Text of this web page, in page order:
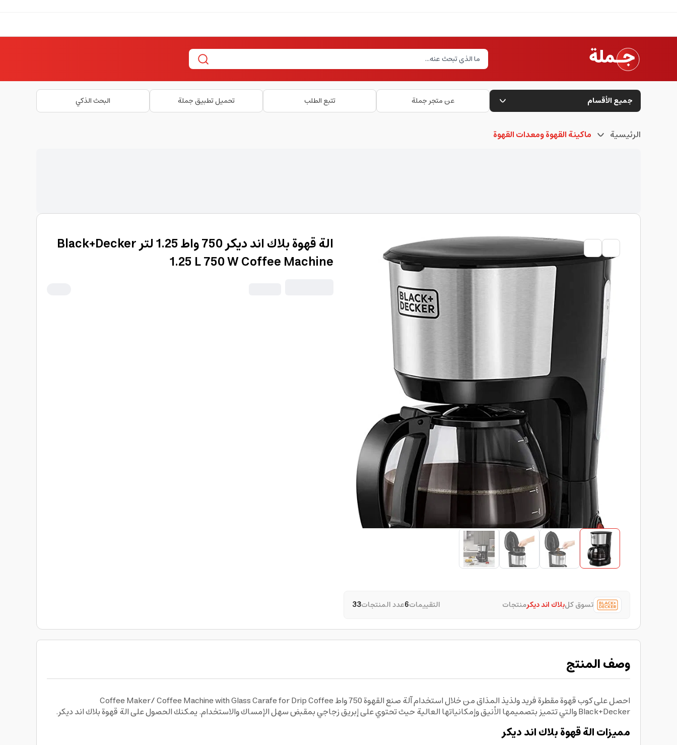
جميع الأقسام عن متجر جملة تتبع الطلب تحميل تطبيق جملة البحث الذكي
الرئيسية ماكينة القهوة ومعدات القهوة
تسوق كلبلاك اند ديكرمنتجات التقييمات6عدد المنتجات33
الة قهوة بلاك اند ديكر 750 واط 1.25 لتر Black+Decker
1.25 L 750 W Coffee Machine
وصف المنتج
احصل على كوب قهوة مقطرة فريد ولذيذ المذاق من خلال استخدام آلة صنع القهوة 750 واط Coffee Maker/ Coffee Machine with Glass Carafe for Drip Coffee
Black+Decker والتي تتميز بتصميمها الأنيق وإمكانياتها العالية حيث تحتوي على إبريق زجاجي بمقبض سهل الإمساك والاستخدام. يمكنك الحصول على الة قهوة بلاك اند ديكر.
مميزات الة قهوة بلاك اند ديكر